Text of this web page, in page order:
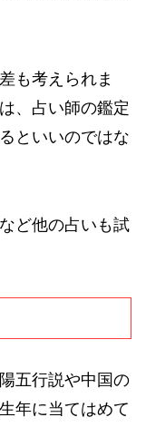
も考えられま
、占い師の鑑定
といいのではな
ど他の占いも試
五行説や中国の
年に当てはめて